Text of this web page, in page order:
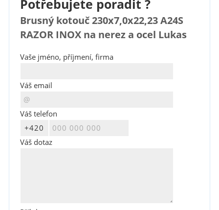
Potřebujete poradit ?
Brusný kotouč 230x7,0x22,23 A24S
RAZOR INOX na nerez a ocel Lukas
Vaše jméno, příjmení, firma
Váš email
Váš telefon
Váš dotaz